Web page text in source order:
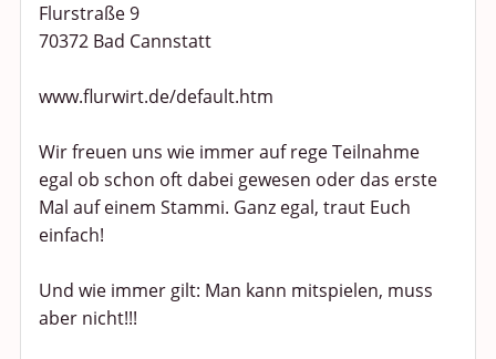
Shopping und Bekleidung
Kochen, Backen und Genießen
Anregungen und Support
Spiel, Spaß und Sinnlosigkeit
Flurstraße 9
70372 Bad Cannstatt
www.flurwirt.de/default.htm
Wir freuen uns wie immer auf rege Teilnahme
egal ob schon oft dabei gewesen oder das erste
Mal auf einem Stammi. Ganz egal, traut Euch
einfach!
Und wie immer gilt: Man kann mitspielen, muss
aber nicht!!!